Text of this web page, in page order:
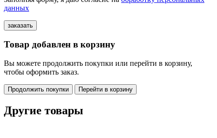
данных
Товар добавлен в корзину
Вы можете продолжить покупки или перейти в корзину,
чтобы оформить заказ.
Продолжить покупки Перейти в корзину
Другие товары